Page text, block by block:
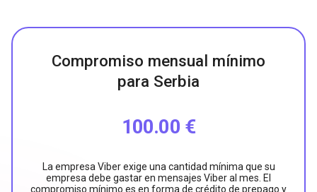
Compromiso mensual mínimo
para Serbia
100.00 €
La empresa Viber exige una cantidad mínima que su
empresa debe gastar en mensajes Viber al mes. El
compromiso mínimo es en forma de crédito de prepago y